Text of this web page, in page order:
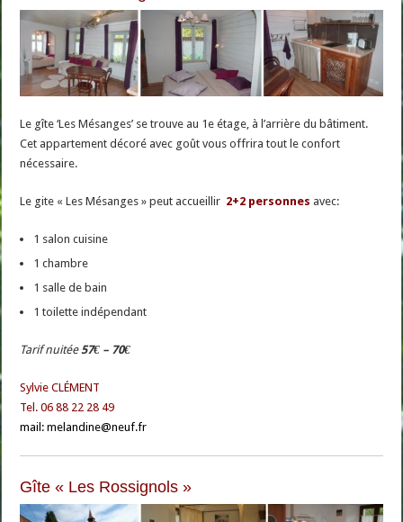
Le gîte ‘Les Mésanges’ se trouve au 1e étage, à l’arrière du bâtiment.
Cet appartement décoré avec goût vous offrira tout le confort
nécessaire.
Le gite « Les Mésanges » peut accueillir 2+2 personnes avec:
1 salon cuisine
1 chambre
1 salle de bain
1 toilette indépendant
Tarif nuitée57€ – 70€
Sylvie CLÉMENT
Tel. 06 88 22 28 49
mail: melandine@neuf.fr
Gîte « Les Rossignols »